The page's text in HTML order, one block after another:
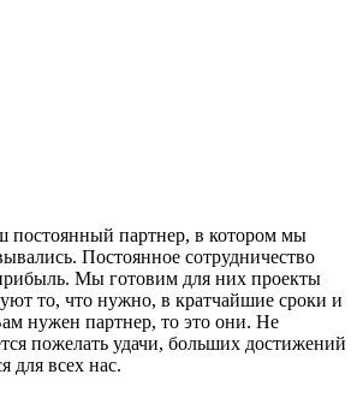
постоянный партнер, в котором мы
Постоянное сотрудничество
Мы готовим для них проекты
то, что нужно, в кратчайшие сроки и
нужен партнер, то это они. Не
пожелать удачи, больших достижений
для всех нас.